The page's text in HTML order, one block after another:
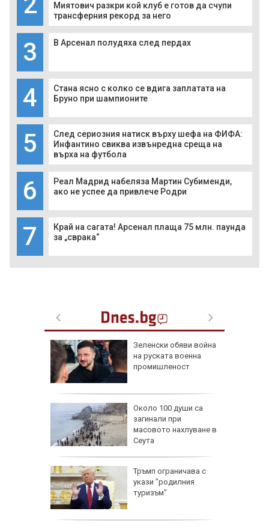
Миятович разкри кой клуб е готов да счупи
трансферния рекорд за него
3 В Арсенал полудяха след пердах
4
Стана ясно с колко се вдига заплатата на
Бруно при шампионите
5
След сериозния натиск върху шефа на ФИФА:
Инфантино свиква извънредна среща на
върха на футбола
6
Реал Мадрид набеляза Мартин Субименди,
ако не успее да привлече Родри
7
Край на сагата! Арсенал плаща 75 млн. паунда
за „сврака“
Зеленски обяви война
на руската военна
промишленост
Около 100 души са
загинали при
масовото нахлуване в
Сеута
Тръмп ограничава с
укази "родилния
туризъм"